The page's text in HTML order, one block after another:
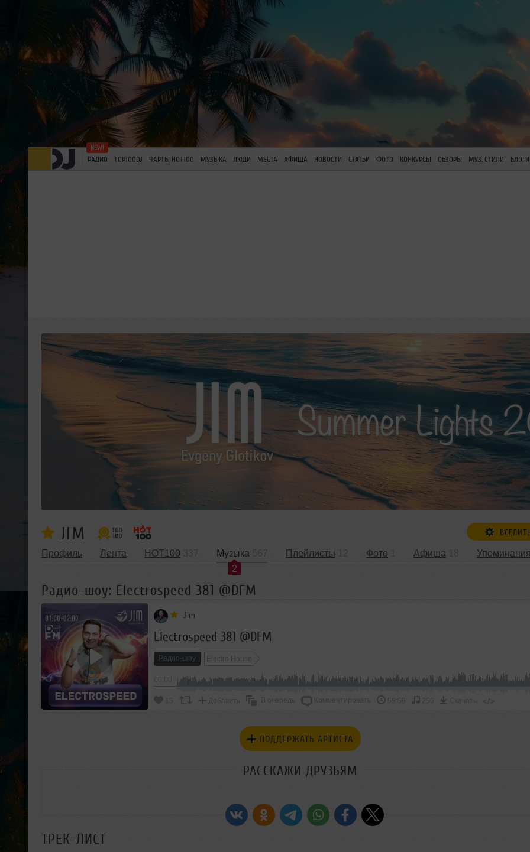
РАДИО TOP100DJ ЧАРТЫ HOT100 МУЗЫКА ЛЮДИ МЕСТА АФИША НОВОСТИ СТАТЬИ ФОТО КОНКУРСЫ ОБЗОРЫ МУЗ. СТИЛИ БЛОГИ
JIM
Профиль Лента HOT100
Музыка
2
Плейлисты Фото Афиша Упоминания
Радио-шоу: Electrospeed 381 @DFM
Jim
Electrospeed 381 @DFM
Радио-шоу Electro House
15 Добавить В очередь Комментировать 59:59 250 Скачать </>
ПОДДЕРЖАТЬ АРТИСТА
РАССКАЖИ ДРУЗЬЯМ
ТРЕК-ЛИСТ